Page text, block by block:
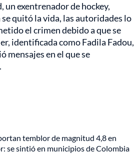
un exentrenador de hockey,
quitó la vida, las autoridades lo
el crimen debido a que se
identificada como Fadila Fadou,
mensajes en el que se
temblor de magnitud 4,8 en
se sintió en municipios de Colombia